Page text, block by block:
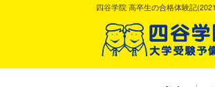
四谷学院 高卒生の合格体験記